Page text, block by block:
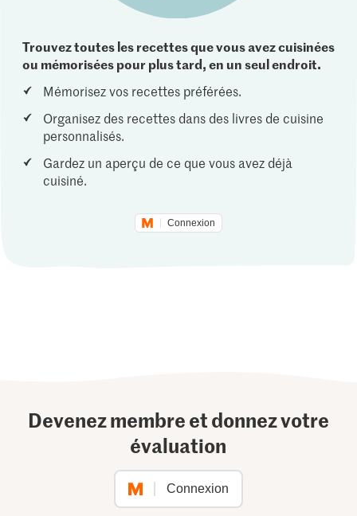
Trouvez toutes les recettes que vous avez cuisinées
ou mémorisées pour plus tard, en un seul endroit.
Mémorisez vos recettes préférées.
Organisez des recettes dans des livres de cuisine
personnalisés.
Gardez un aperçu de ce que vous avez déjà
cuisiné.
Connexion
Devenez membre et donnez votre
évaluation
Connexion